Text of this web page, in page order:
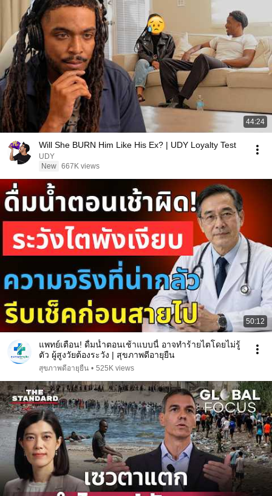
44:24
Will She BURN Him Like His Ex? | UDY Loyalty Test
UDY
New 667K views
50:12
แพทย์เตือน! ดื่มน้ำตอนเช้าแบบนี้ อาจทำร้ายไตโดยไม่รู้
ตัว ผู้สูงวัยต้องระวัง | สุขภาพดีอายุยืน
สุขภาพดีอายุยืน • 525K views